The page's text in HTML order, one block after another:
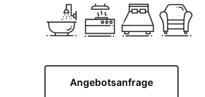
Angebotsanfrage